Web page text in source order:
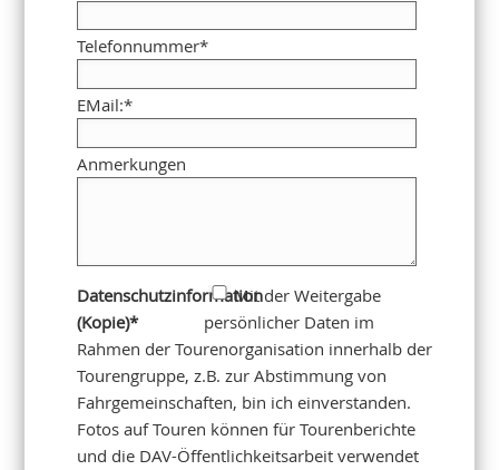
Telefonnummer*
EMail:*
Anmerkungen
Datenschutzinformation
(Kopie)*
Mit der Weitergabe
persönlicher Daten im
Rahmen der Tourenorganisation innerhalb der
Tourengruppe, z.B. zur Abstimmung von
Fahrgemeinschaften, bin ich einverstanden.
Fotos auf Touren können für Tourenberichte
und die DAV-Öffentlichkeitsarbeit verwendet